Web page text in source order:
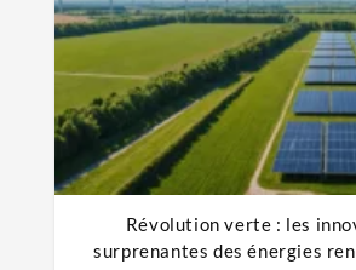
Révolution verte : les
surprenantes des énergies